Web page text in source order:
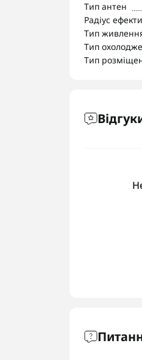
Тип антен
Радіус
Тип
Тип
Тип